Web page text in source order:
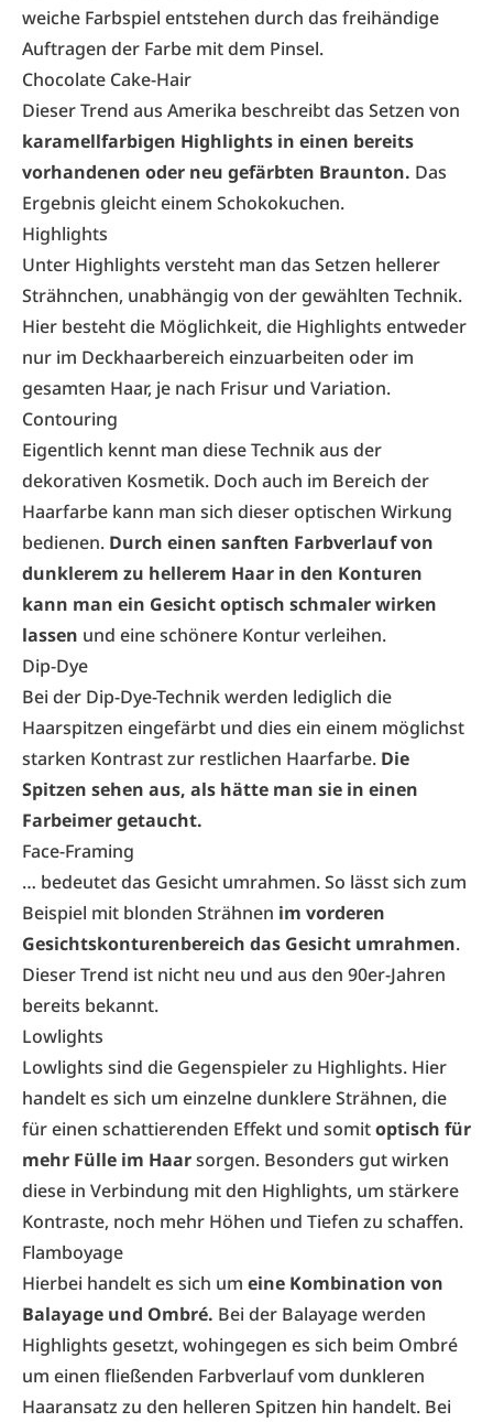
weiche Farbspiel entstehen durch das freihändige
Auftragen der Farbe mit dem Pinsel.
Chocolate Cake-Hair
Dieser Trend aus Amerika beschreibt das Setzen von
karamellfarbigen Highlights in einen bereits
vorhandenen oder neu gefärbten Braunton. Das
Ergebnis gleicht einem Schokokuchen.
Highlights
Unter Highlights versteht man das Setzen hellerer
Strähnchen, unabhängig von der gewählten Technik.
Hier besteht die Möglichkeit, die Highlights entweder
nur im Deckhaarbereich einzuarbeiten oder im
gesamten Haar, je nach Frisur und Variation.
Contouring
Eigentlich kennt man diese Technik aus der
dekorativen Kosmetik. Doch auch im Bereich der
Haarfarbe kann man sich dieser optischen Wirkung
bedienen. Durch einen sanften Farbverlauf von
dunklerem zu hellerem Haar in den Konturen
kann man ein Gesicht optisch schmaler wirken
lassen und eine schönere Kontur verleihen.
Dip-Dye
Bei der Dip-Dye-Technik werden lediglich die
Haarspitzen eingefärbt und dies ein einem möglichst
starken Kontrast zur restlichen Haarfarbe. Die
Spitzen sehen aus, als hätte man sie in einen
Farbeimer getaucht.
Face-Framing
… bedeutet das Gesicht umrahmen. So lässt sich zum
Beispiel mit blonden Strähnen im vorderen
Gesichtskonturenbereich das Gesicht umrahmen.
Dieser Trend ist nicht neu und aus den 90er-Jahren
bereits bekannt.
Lowlights
Lowlights sind die Gegenspieler zu Highlights. Hier
handelt es sich um einzelne dunklere Strähnen, die
für einen schattierenden Effekt und somitoptisch für
mehr Fülle im Haarsorgen. Besonders gut wirken
diese in Verbindung mit den Highlights, um stärkere
Kontraste, noch mehr Höhen und Tiefen zu schaffen.
Flamboyage
Hierbei handelt es sich um eine Kombination von
Balayage und Ombré. Bei der Balayage werden
Highlights gesetzt, wohingegen es sich beim Ombré
um einen fließenden Farbverlauf vom dunkleren
Haaransatz zu den helleren Spitzen hin handelt. Bei